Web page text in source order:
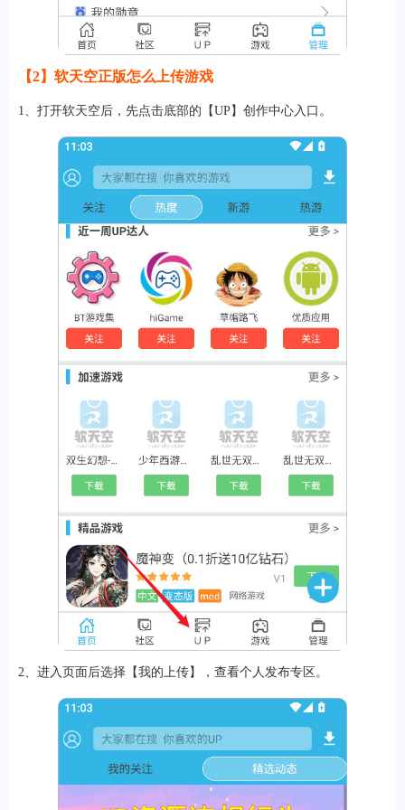
【2】软天空正版怎么上传游戏
1、打开软天空后，先点击底部的【UP】创作中心入口。
2、进入页面后选择【我的上传】，查看个人发布专区。